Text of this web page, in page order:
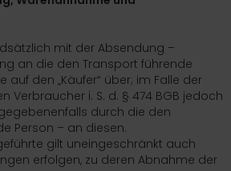
mit der Absendung –
an die den Transport führende
auf den „Käufer“ über; im Falle der
Verbraucher i. S. d. § 474 BGB jedoch
durch die den
Person – an diesen.
gilt uneingeschränkt auch
erfolgen, zu deren Abnahme der